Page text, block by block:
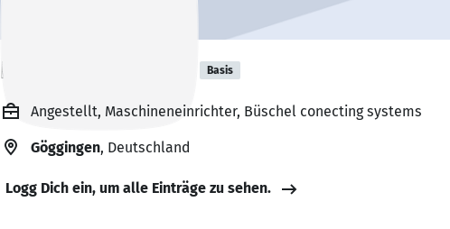
Dominik Blender Basis
Angestellt, Maschineneinrichter, Büschel conecting systems
Göggingen, Deutschland
Logg Dich ein, um alle Einträge zu sehen.